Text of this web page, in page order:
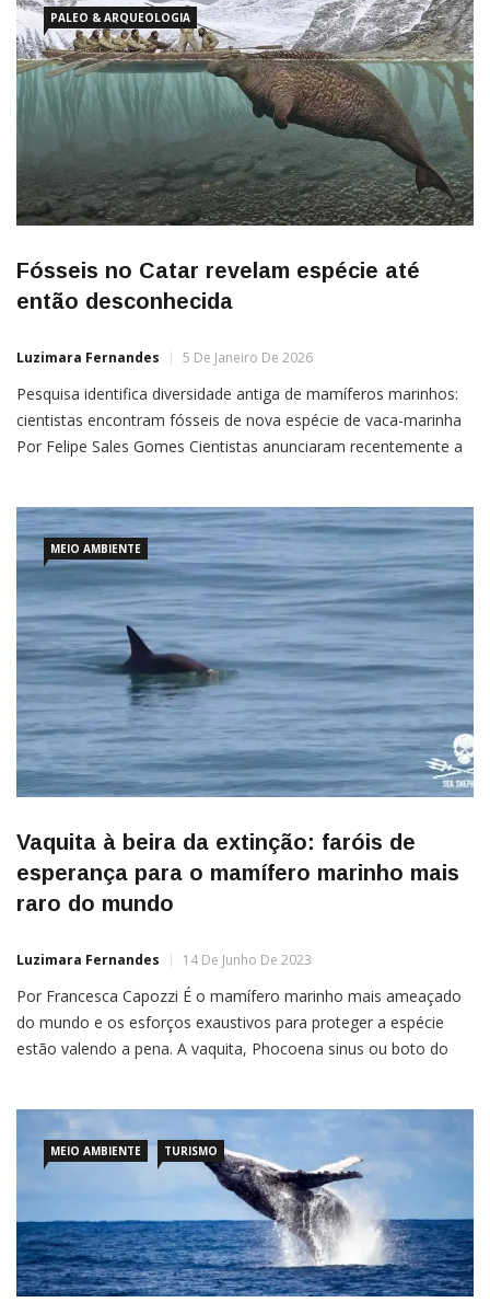
PALEO & ARQUEOLOGIA
Fósseis no Catar revelam espécie até
então desconhecida
Luzimara Fernandes 5 De Janeiro De 2026
Pesquisa identifica diversidade antiga de mamíferos marinhos:
cientistas encontram fósseis de nova espécie de vaca-marinha
Por Felipe Sales Gomes Cientistas anunciaram recentemente a
MEIO AMBIENTE
Vaquita à beira da extinção: faróis de
esperança para o mamífero marinho mais
raro do mundo
Luzimara Fernandes 14 De Junho De 2023
Por Francesca Capozzi É o mamífero marinho mais ameaçado
do mundo e os esforços exaustivos para proteger a espécie
estão valendo a pena. A vaquita, Phocoena sinus ou boto do
passado que poderíamos salvar os últimos 10 espécimes […]
MEIO AMBIENTE TURISMO